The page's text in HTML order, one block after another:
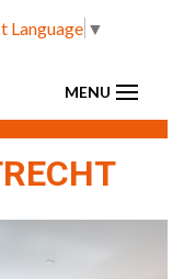
Language ▼